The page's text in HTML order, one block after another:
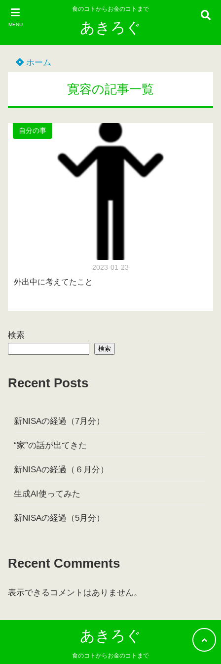
MENU
食のコトからお金のコトまで
あきろぐ
ホーム
寛容の記事一覧
自分の事
2023-01-23
外出中に考えてたこと
検索
検索
Recent Posts
新NISAの経過（7月分）
“家”の話が出てきた
新NISAの経過（６月分）
生成AI使ってみた
新NISAの経過（5月分）
Recent Comments
表示できるコメントはありません。
あきろぐ
食のコトからお金のコトまで